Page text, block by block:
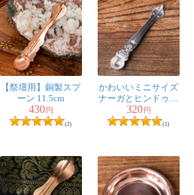
【祭壇用】銅製スプ
ーン 11.5cm
430円
(2)
かわいいミニサイズ
ナーガとヒンドゥシ
ンボルの礼拝用スプ
ーン 13cm
320円
(1)